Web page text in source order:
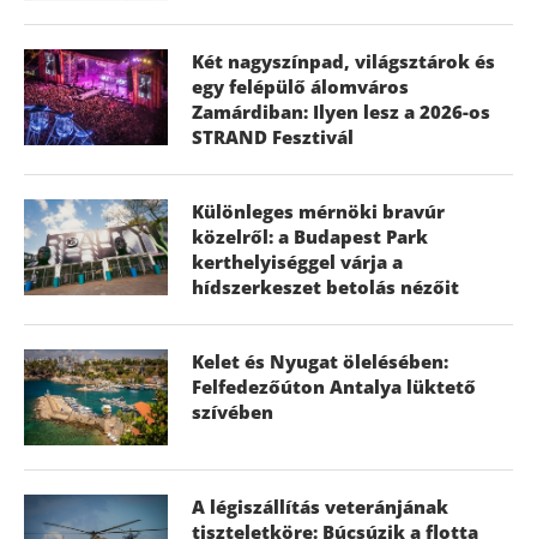
Két nagyszínpad, világsztárok és
egy felépülő álomváros
Zamárdiban: Ilyen lesz a 2026-os
STRAND Fesztivál
Különleges mérnöki bravúr
közelről: a Budapest Park
kerthelyiséggel várja a
hídszerkeszet betolás nézőit
Kelet és Nyugat ölelésében:
Felfedezőúton Antalya lüktető
szívében
A légiszállítás veteránjának
tiszteletköre: Búcsúzik a flotta